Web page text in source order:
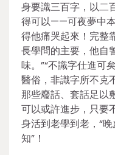
身要識三百字，以二
得可以——可夜夢中
得他痛哭起來！完整
長學問的主要，他自
味。”“不識字仕進
醫俗，非識字所不克
那些廢話、套話足以
可以或許進步，只要
身活到老學到老，“
知”！